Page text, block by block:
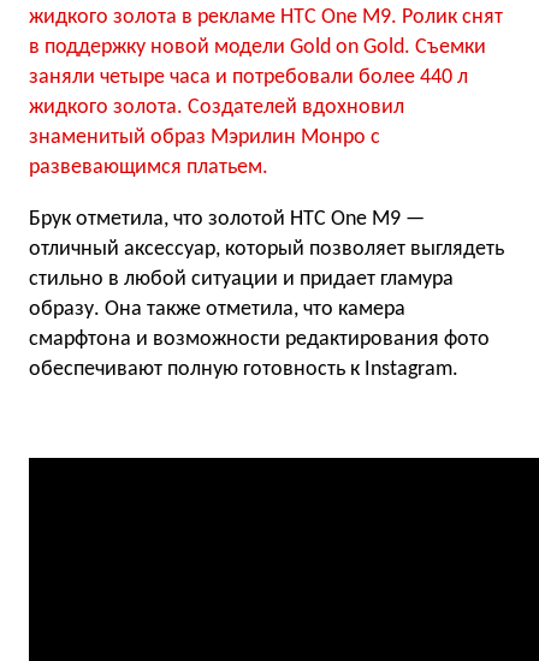
жидкого золота в рекламе HTC One M9. Ролик снят
в поддержку новой модели Gold on Gold. Съемки
заняли четыре часа и потребовали более 440 л
жидкого золота. Создателей вдохновил
знаменитый образ Мэрилин Монро с
развевающимся платьем.
Брук отметила, что золотой HTC One M9 —
отличный аксессуар, который позволяет выглядеть
стильно в любой ситуации и придает гламура
образу. Она также отметила, что камера
смарфтона и возможности редактирования фото
обеспечивают полную готовность к Instagram.